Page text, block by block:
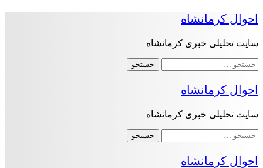
احوال کرمانشاه
سایت تحلیلی خبری کرمانشاه
جستجو
برای:
احوال کرمانشاه
سایت تحلیلی خبری کرمانشاه
جستجو
برای:
احوال کرمانشاه